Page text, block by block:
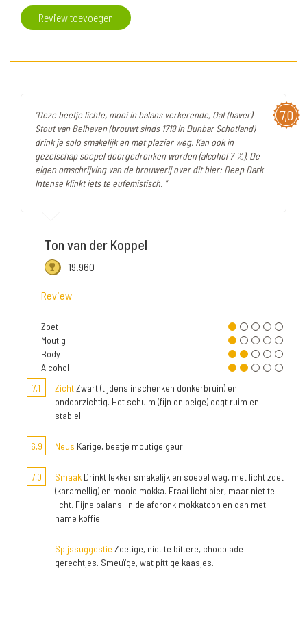
Review toevoegen
7,0
"Deze beetje lichte, mooi in balans verkerende, Oat (haver)
Stout van Belhaven (brouwt sinds 1719 in Dunbar Schotland)
drink je solo smakelijk en met plezier weg. Kan ook in
gezelschap soepel doorgedronken worden (alcohol 7 %). De
eigen omschrijving van de brouwerij over dit bier: Deep Dark
Intense klinkt iets te eufemistisch. "
Ton van der Koppel
19.960
Review
Zoet
Moutig
Body
Alcohol
7,1
ZichtZwart (tijdens inschenken donkerbruin) en
ondoorzichtig. Het schuim (fijn en beige) oogt ruim en
stabiel.
6,9 Neus Karige, beetje moutige geur.
7,0 Smaak Drinkt lekker smakelijk en soepel weg, met licht zoet
(karamellig) en mooie mokka. Fraai licht bier, maar niet te
licht. Fijne balans. In de afdronk mokkatoon en dan met
name koffie.
Spijssuggestie Zoetige, niet te bittere, chocolade
gerechtjes. Smeuïge, wat pittige kaasjes.